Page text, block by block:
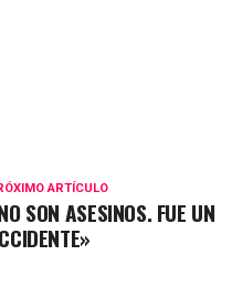
ARTÍCULO
SON ASESINOS. FUE UN